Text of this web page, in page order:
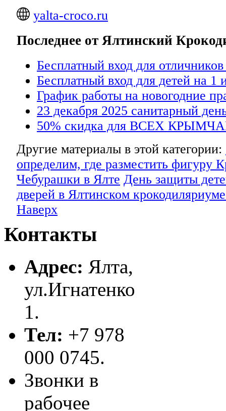
yalta-croco.ru
Последнее от Ялтинский
Бесплатный вход для
Бесплатный вход для детей на 1
График работы на новогодние
23 декабря 2025 санитарный
50% скидка для ВСЕХ
Другие материалы в этой категории:
определим, где разместить фигуру
Чебурашки в Ялте День защиты
дверей в Ялтинском
Наверх
Контакты
Адрес: Ялта,
ул.Игнатенко
1.
Тел: +7 978
000 0745.
Звонки в
рабочее